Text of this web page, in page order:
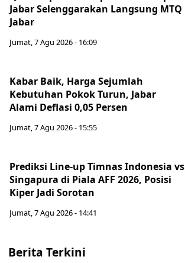
Jabar Selenggarakan Langsung MTQ
Jabar
Jumat, 7 Agu 2026 - 16:09
Kabar Baik, Harga Sejumlah
Kebutuhan Pokok Turun, Jabar
Alami Deflasi 0,05 Persen
Jumat, 7 Agu 2026 - 15:55
Prediksi Line-up Timnas Indonesia vs
Singapura di Piala AFF 2026, Posisi
Kiper Jadi Sorotan
Jumat, 7 Agu 2026 - 14:41
Berita Terkini